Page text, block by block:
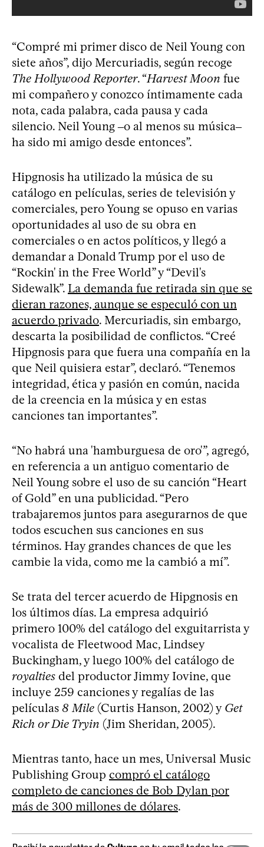
“Compré mi primer disco de Neil Young con
siete años”, dijo Mercuriadis, según recoge
The Hollywood Reporter. “Harvest Moon fue
mi compañero y conozco íntimamente cada
nota, cada palabra, cada pausa y cada
silencio. Neil Young ‒o al menos su música‒
ha sido mi amigo desde entonces”.
Hipgnosis ha utilizado la música de su
catálogo en películas, series de televisión y
comerciales, pero Young se opuso en varias
oportunidades al uso de su obra en
comerciales o en actos políticos, y llegó a
demandar a Donald Trump por el uso de
“Rockin' in the Free World” y “Devil's
Sidewalk”. La demanda fue retirada sin que se
dieran razones, aunque se especuló con un
acuerdo privado. Mercuriadis, sin embargo,
descarta la posibilidad de conflictos. “Creé
Hipgnosis para que fuera una compañía en la
que Neil quisiera estar”, declaró. “Tenemos
integridad, ética y pasión en común, nacida
de la creencia en la música y en estas
canciones tan importantes”.
“No habrá una 'hamburguesa de oro'”, agregó,
en referencia a un antiguo comentario de
Neil Young sobre el uso de su canción “Heart
of Gold” en una publicidad. “Pero
trabajaremos juntos para asegurarnos de que
todos escuchen sus canciones en sus
términos. Hay grandes chances de que les
cambie la vida, como me la cambió a mí”.
Se trata del tercer acuerdo de Hipgnosis en
los últimos días. La empresa adquirió
primero 100% del catálogo del exguitarrista y
vocalista de Fleetwood Mac, Lindsey
Buckingham, y luego 100% del catálogo de
royalties del productor Jimmy Iovine, que
incluye 259 canciones y regalías de las
películas 8 Mile (Curtis Hanson, 2002) y Get
Rich or Die Tryin (Jim Sheridan, 2005).
Mientras tanto, hace un mes, Universal Music
Publishing Group compró el catálogo
completo de canciones de Bob Dylan por
más de 300 millones de dólares.